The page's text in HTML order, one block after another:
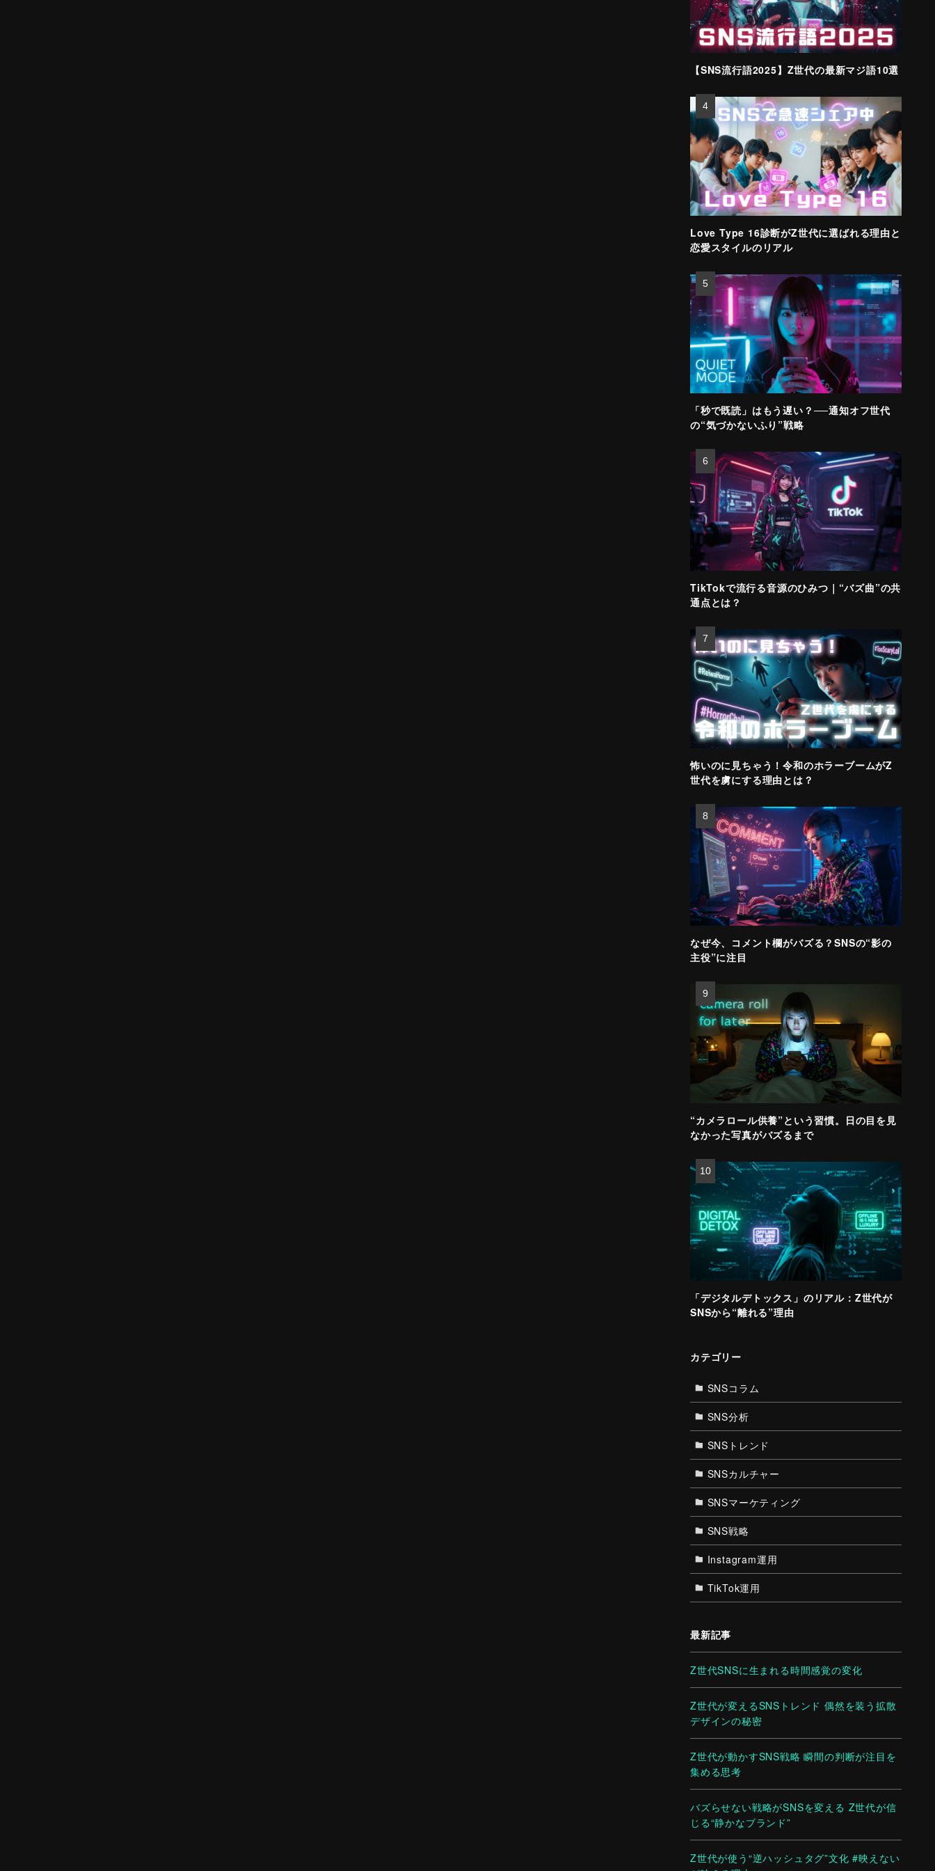
【SNS流行語2025】Z世代の最新マジ語10選
Love Type 16診断がZ世代に選ばれる理由と
恋愛スタイルのリアル
「秒で既読」はもう遅い？──通知オフ世代
の“気づかないふり”戦略
TikTokで流行る音源のひみつ｜“バズ曲”の共
通点とは？
怖いのに見ちゃう！令和のホラーブームがZ
世代を虜にする理由とは？
なぜ今、コメント欄がバズる？SNSの“影の
主役”に注目
“カメラロール供養”という習慣。日の目を見
なかった写真がバズるまで
「デジタルデトックス」のリアル：Z世代が
SNSから“離れる”理由
カテゴリー
SNSコラム
SNS分析
SNSトレンド
SNSカルチャー
SNSマーケティング
SNS戦略
Instagram運用
TikTok運用
最新記事
Z世代SNSに生まれる時間感覚の変化
Z世代が変えるSNSトレンド 偶然を装う拡散
デザインの秘密
Z世代が動かすSNS戦略 瞬間の判断が注目を
集める思考
バズらせない戦略がSNSを変える Z世代が信
じる“静かなブランド”
Z世代が使う“逆ハッシュタグ”文化 #映えない